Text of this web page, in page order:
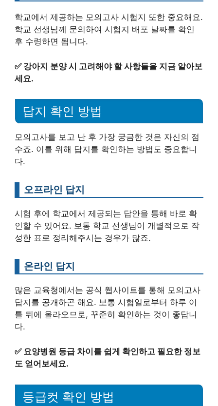
학교에서 제공하는 모의고사 시험지 또한 중요해요.
학교 선생님께 문의하여 시험지 배포 날짜를 확인
후 수령하면 됩니다.
✅ 강아지 분양 시 고려해야 할 사항들을 지금 알아보
세요.
답지 확인 방법
모의고사를 보고 난 후 가장 궁금한 것은 자신의 점
수죠. 이를 위해 답지를 확인하는 방법도 중요합니
다.
오프라인 답지
시험 후에 학교에서 제공되는 답안을 통해 바로 확
인할 수 있어요. 보통 학교 선생님이 개별적으로 작
성한 표로 정리해주시는 경우가 많죠.
온라인 답지
많은 교육청에서는 공식 웹사이트를 통해 모의고사
답지를 공개하곤 해요. 보통 시험일로부터 하루 이
틀 뒤에 올라오므로, 꾸준히 확인하는 것이 좋답니
다.
✅ 요양병원 등급 차이를 쉽게 확인하고 필요한 정보
도 얻어보세요.
등급컷 확인 방법